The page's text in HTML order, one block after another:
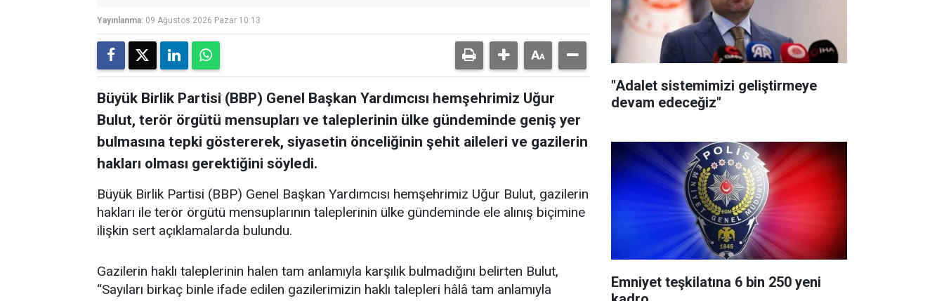
Yayınlanma: 09 Ağustos 2026 Pazar 10:13
Büyük Birlik Partisi (BBP) Genel Başkan Yardımcısı hemşehrimiz Uğur
Bulut, terör örgütü mensupları ve taleplerinin ülke gündeminde geniş yer
bulmasına tepki göstererek, siyasetin önceliğinin şehit aileleri ve gazilerin
hakları olması gerektiğini söyledi.
Büyük Birlik Partisi (BBP) Genel Başkan Yardımcısı hemşehrimiz Uğur Bulut, gazilerin
hakları ile terör örgütü mensuplarının taleplerinin ülke gündeminde ele alınış biçimine
ilişkin sert açıklamalarda bulundu.
Gazilerin haklı taleplerinin halen tam anlamıyla karşılık bulmadığını belirten Bulut,
“Sayıları birkaç binle ifade edilen gazilerimizin haklı talepleri hâlâ tam anlamıyla
"Adalet sistemimizi geliştirmeye
devam edeceğiz"
Emniyet teşkilatına 6 bin 250 yeni